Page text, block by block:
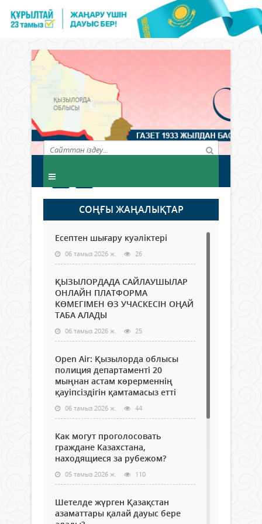
СОҢҒЫ ЖАҢАЛЫҚТАР
Есептен шығару куәліктері
06 тамыз 2026 ж. 26
ҚЫЗЫЛОРДАДА САЙЛАУШЫЛАР
ОНЛАЙН ПЛАТФОРМА
КӨМЕГІМЕН ӨЗ УЧАСКЕСІН ОҢАЙ
ТАБА АЛАДЫ
06 тамыз 2026 ж. 25
Open Air: Қызылорда облысы
полиция департаменті 20
мыңнан астам көрерменнің
қауіпсіздігін қамтамасыз етті
06 тамыз 2026 ж. 44
Как могут проголосовать
граждане Казахстана,
находящиеся за рубежом?
05 тамыз 2026 ж. 110
Шетелде жүрген Қазақстан
азаматтары қалай дауыс бере